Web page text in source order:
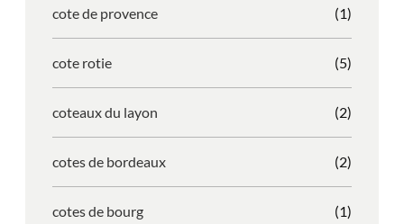
cote de provence (1)
cote rotie (5)
coteaux du layon (2)
cotes de bordeaux (2)
cotes de bourg (1)